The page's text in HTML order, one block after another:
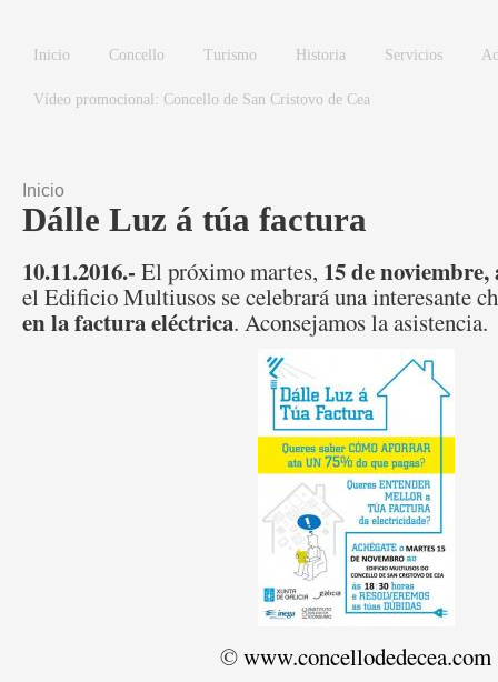
Inicio Concello Turismo Historia Servicios
Vídeo promocional: Concello de San Cristovo de Cea
Se encuentra usted aquí
Inicio
Dálle Luz á túa factura
10.11.2016.- El próximo martes, 15 de noviembre,
el Edificio Multiusos se celebrará una interesante
en la factura eléctrica. Aconsejamos la asistencia.
©www.concellodedecea.com